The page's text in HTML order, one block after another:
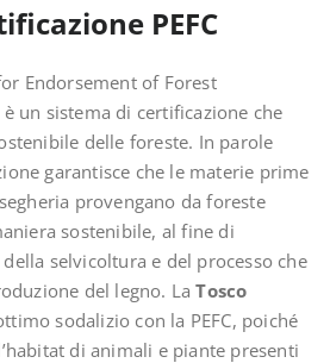
PEFC
Endorsement of Forest
un sistema di certificazione che
delle foreste. In parole
garantisce che le materie prime
provengano da foreste
sostenibile, al fine di
selvicoltura e del processo che
del legno. LaTosco
sodalizio con la PEFC, poiché
di animali e piante presenti